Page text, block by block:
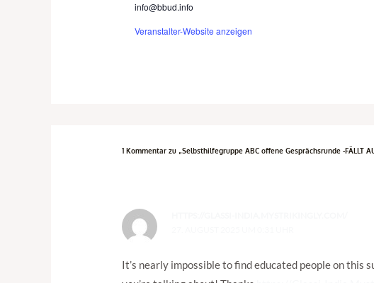
info@bbud.info
Veranstalter-Website anzeigen
1 Kommentar zu „Selbsthilfegruppe ABC offene Gesprächsrunde -FÄLLT
It’s nearly impossible to find educated people on this